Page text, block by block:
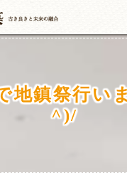
地鎮祭行い
^)/